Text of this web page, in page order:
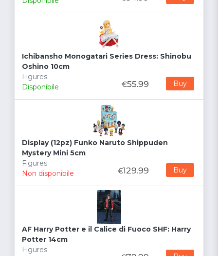
Ichibansho Monogatari Series Dress: Shinobu
Oshino 10cm
Figures
Disponibile
€55.99 Buy
Display (12pz) Funko Naruto Shippuden
Mystery Mini 5cm
Figures
Non disponibile
€129.99 Buy
AF Harry Potter e il Calice di Fuoco SHF: Harry
Potter 14cm
Figures